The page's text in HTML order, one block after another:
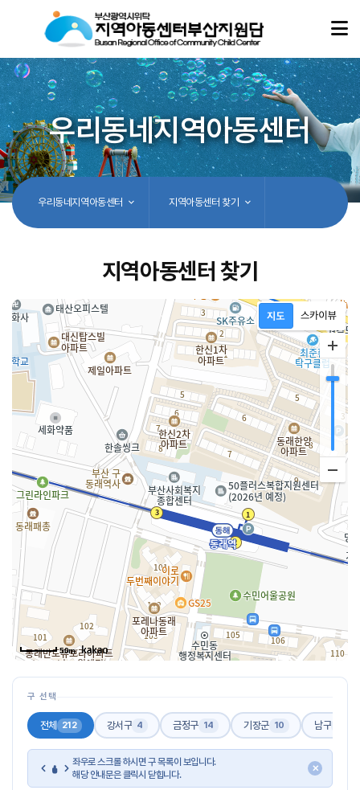
우리동네지역아동센터
우리동네지역아동센터 지역아동센터 찾기
지역아동센터 찾기
50m
구 선택
전체 212 강서구 4 금정구 14 기장군 10 남구
좌우로 스크롤 하시면 구 목록이 보입니다.
해당 안내문은 클릭시 닫힙니다.
✕